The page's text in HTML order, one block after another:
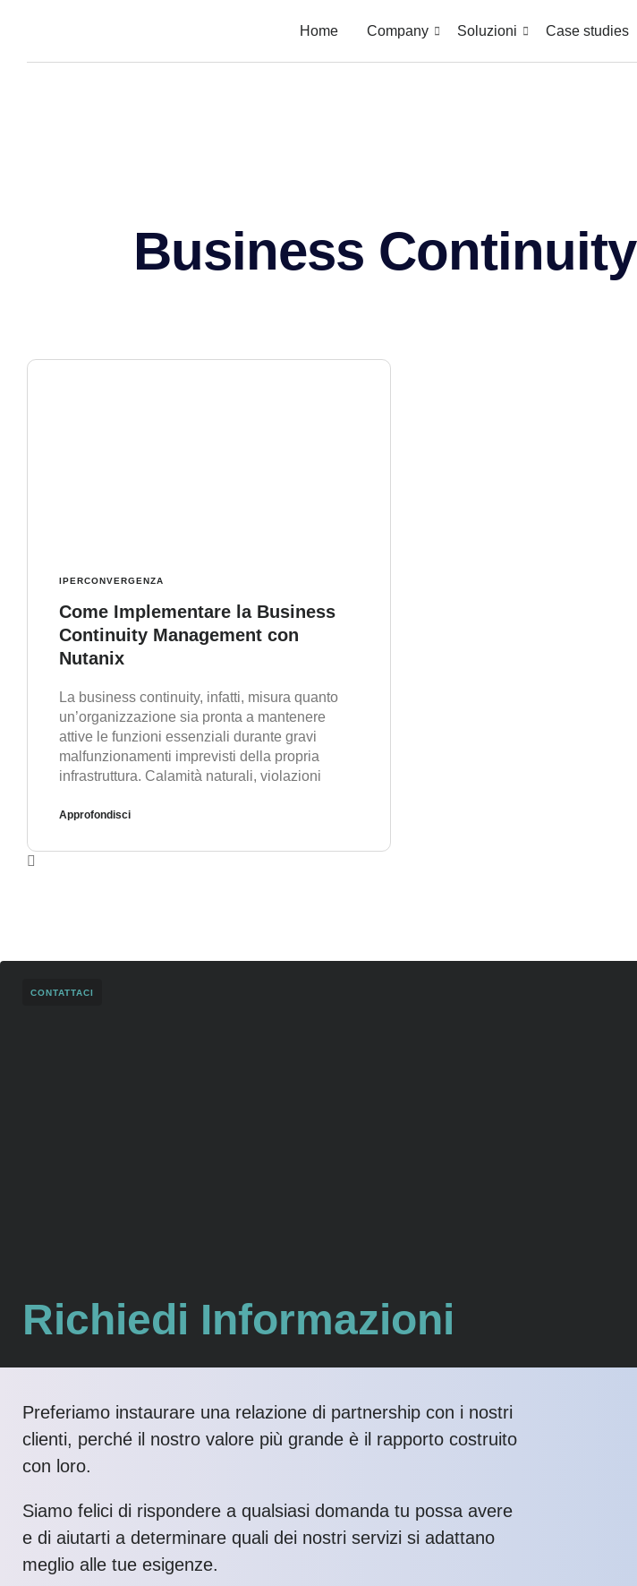
Home Company Soluzioni Case studies
Business Continuity
IPERCONVERGENZA
Come Implementare la Business
Continuity Management con
Nutanix
La business continuity, infatti, misura quanto
un’organizzazione sia pronta a mantenere
attive le funzioni essenziali durante gravi
malfunzionamenti imprevisti della propria
infrastruttura. Calamità naturali, violazioni
Approfondisci
CONTATTACI
Richiedi Informazioni
Preferiamo instaurare una relazione di partnership con i nostri
clienti, perché il nostro valore più grande è il rapporto costruito
con loro.
Siamo felici di rispondere a qualsiasi domanda tu possa avere
e di aiutarti a determinare quali dei nostri servizi si adattano
meglio alle tue esigenze.